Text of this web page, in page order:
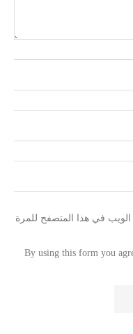
في هذا المتصفح للمرة
* By using this form you